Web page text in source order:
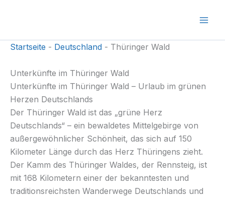
Startseite - Deutschland - Thüringer Wald
Unterkünfte im Thüringer Wald
Unterkünfte im Thüringer Wald – Urlaub im grünen
Herzen Deutschlands
Der Thüringer Wald ist das „grüne Herz
Deutschlands“ – ein bewaldetes Mittelgebirge von
außergewöhnlicher Schönheit, das sich auf 150
Kilometer Länge durch das Herz Thüringens zieht.
Der Kamm des Thüringer Waldes, der Rennsteig, ist
mit 168 Kilometern einer der bekanntesten und
traditionsreichsten Wanderwege Deutschlands und